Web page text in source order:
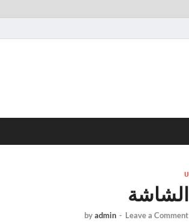
الشاشة
byadmin - Leave a Comment